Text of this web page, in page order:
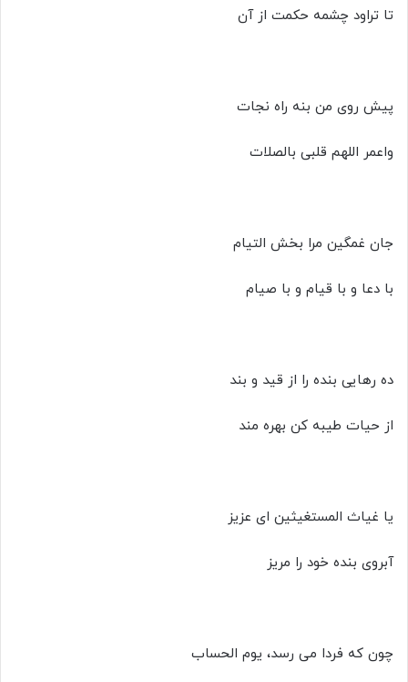
تا تراود چشمه حکمت از آن
پیش روی من بنه راه نجات
واعمر اللهم قلبی بالصلات
جان غمگین مرا بخش التیام
با دعا و با قیام و با صیام
ده رهایی بنده را از قید و بند
از حیات طیبه کن بهره مند
یا غیاث المستغیثین ای عزیز
آبروی بنده خود را مریز
چون که فردا می رسد، یوم الحساب